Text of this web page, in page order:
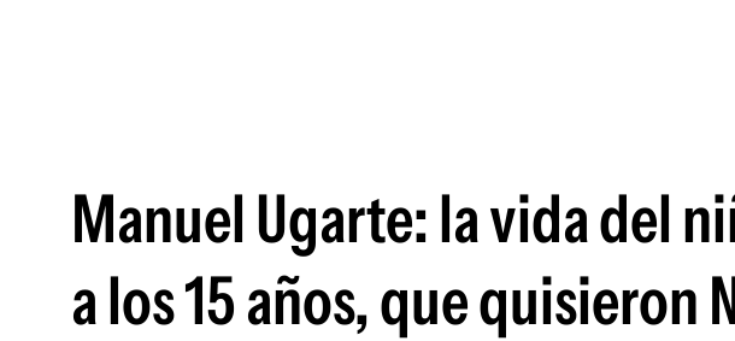
Manuel Ugarte: la vida del
a los 15 años, que quisieron